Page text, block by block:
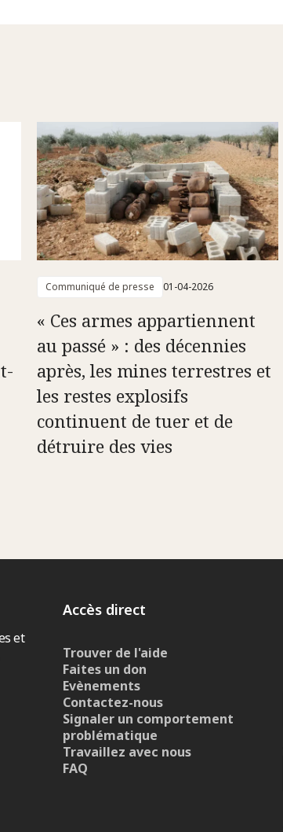
Communiqué de presse 01-04-2026
« Ces armes appartiennent
au passé » : des décennies
après, les mines terrestres et
les restes explosifs
continuent de tuer et de
détruire des vies
et
Accès direct
Trouver de l'aide
Faites un don
Evènements
Contactez-nous
Signaler un comportement
problématique
Travaillez avec nous
FAQ